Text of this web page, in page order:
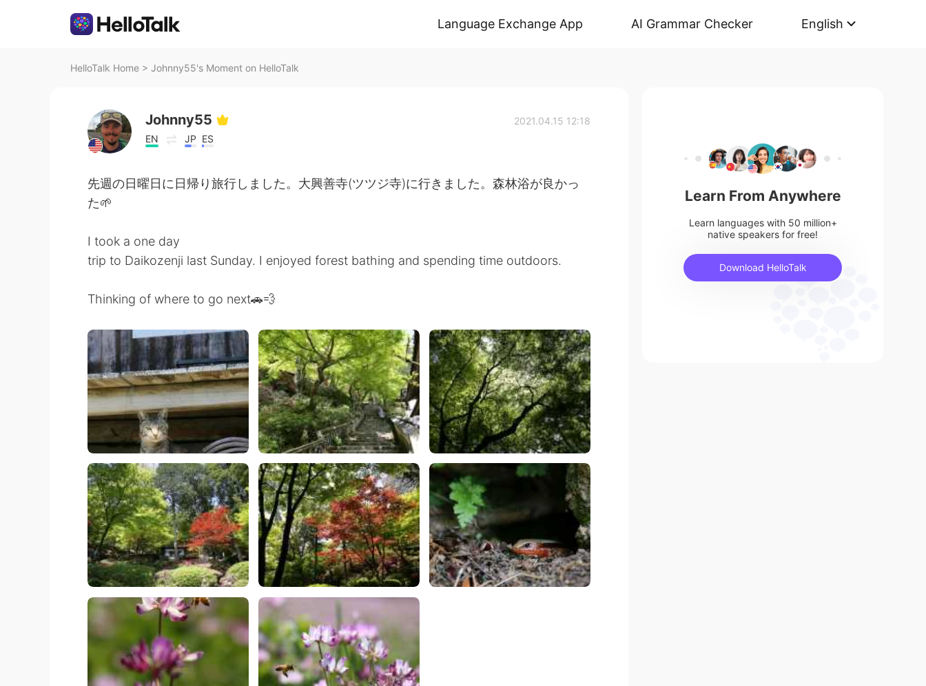
Language Exchange App AI Grammar Checker English
HelloTalk Home > Johnny55's Moment on HelloTalk
Johnny55
EN JP ES
2021.04.15 12:18
先週の日曜日に日帰り旅行しました。大興善寺(ツツジ寺)に行きました。森林浴が良かっ
た🌱
I took a one day
trip to Daikozenji last Sunday. I enjoyed forest bathing and spending time outdoors.
Thinking of where to go next🚗💨
Learn From Anywhere
Learn languages with 50 million+
native speakers for free!
Download HelloTalk